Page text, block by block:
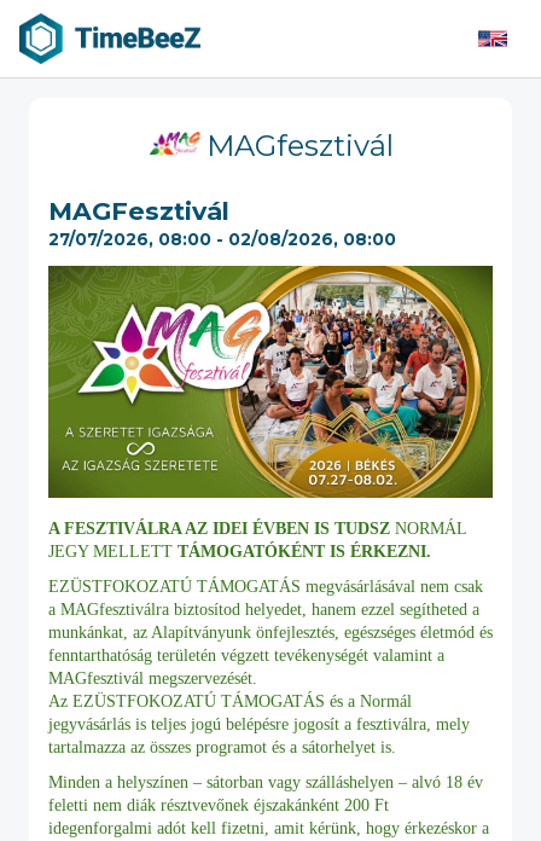
MAGfesztivál
MAGFesztivál
27/07/2026, 08:00 - 02/08/2026, 08:00
A FESZTIVÁLRA AZ IDEI ÉVBEN IS TUDSZ NORMÁL
JEGY MELLETT TÁMOGATÓKÉNT IS ÉRKEZNI.
EZÜSTFOKOZATÚ TÁMOGATÁS megvásárlásával nem csak
a MAGfesztiválra biztosítod helyedet, hanem ezzel segítheted a
munkánkat, az Alapítványunk önfejlesztés, egészséges életmód és
fenntarthatóság területén végzett tevékenységét valamint a
MAGfesztivál megszervezését.
Az EZÜSTFOKOZATÚ TÁMOGATÁS és a Normál
jegyvásárlás is teljes jogú belépésre jogosít a fesztiválra, mely
tartalmazza az összes programot és a sátorhelyet is.
Minden a helyszínen – sátorban vagy szálláshelyen – alvó 18 év
feletti nem diák résztvevőnek éjszakánként 200 Ft
idegenforgalmi adót kell fizetni, amit kérünk, hogy érkezéskor a